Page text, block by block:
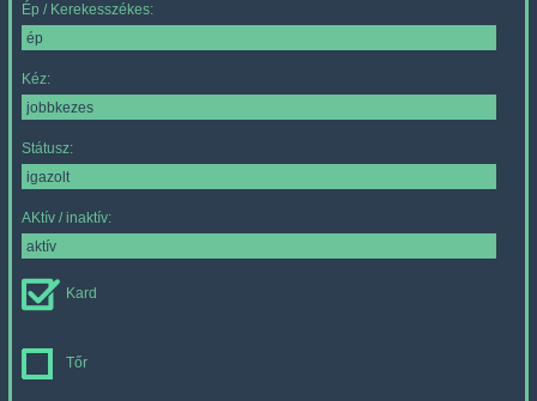
Ép / Kerekesszékes:
Kéz:
Státusz:
AKtív / inaktív:
Kard
Tőr